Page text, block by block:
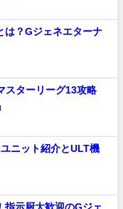
は？Gジェネエターナ
スターリーグ13攻略
ニット紹介とULT機
指示厨大歓迎のGジェ